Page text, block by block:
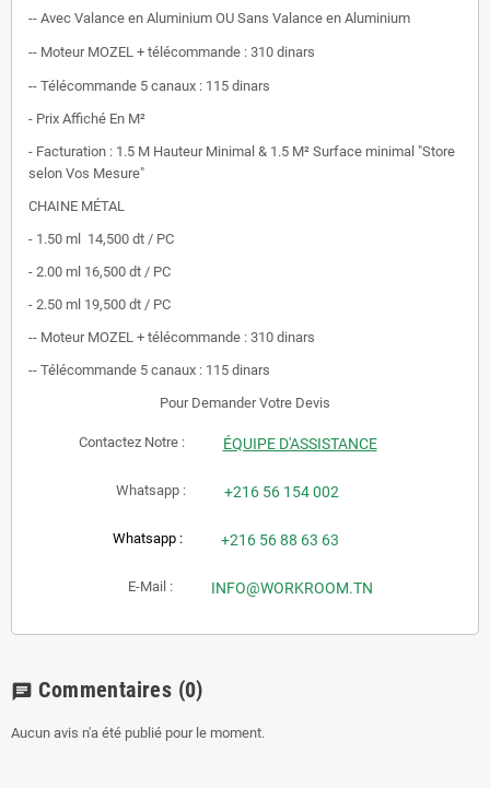
-- Avec Valance en Aluminium OU Sans Valance en Aluminium
-- Moteur MOZEL + télécommande : 310 dinars
-- Télécommande 5 canaux : 115 dinars
- Prix Affiché En M²
- Facturation : 1.5 M Hauteur Minimal & 1.5 M² Surface minimal "Store
selon Vos Mesure"
CHAINE MÉTAL
- 1.50 ml 14,500 dt / PC
- 2.00 ml 16,500 dt / PC
- 2.50 ml 19,500 dt / PC
-- Moteur MOZEL + télécommande : 310 dinars
-- Télécommande 5 canaux : 115 dinars
Pour Demander Votre Devis
Contactez Notre : ÉQUIPE D'ASSISTANCE
Whatsapp : +216 56 154 002
Whatsapp : +216 56 88 63 63
E-Mail : INFO@WORKROOM.TN
chat Commentaires (0)
Aucun avis n'a été publié pour le moment.